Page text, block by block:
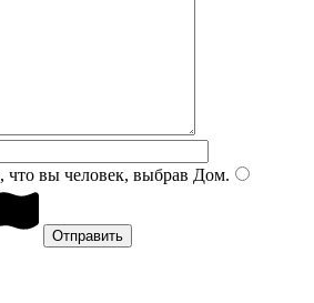
вы человек, выбрав Дом.